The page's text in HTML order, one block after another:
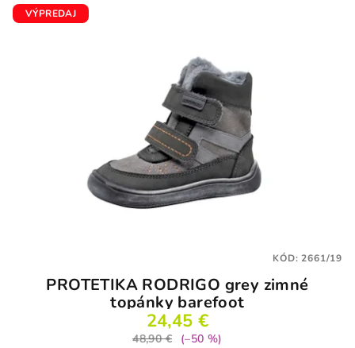
VÝPREDAJ
PROTETIKA RODRIGO grey zimné
topánky barefoot
24,45 €
48,90 €
(–50 %)
KÓD:2661/19